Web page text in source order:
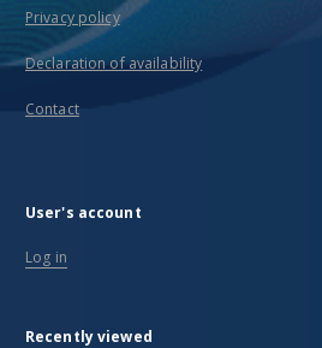
Privacy policy
Declaration of availability
Contact
User's account
Log in
Recently viewed